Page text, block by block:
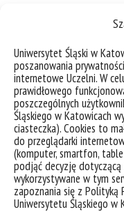
Uniwersytet Śląski w
poszanowania
internetowe Uczelni. W
prawidłowego
poszczególnych
Śląskiego w Katowicach
ciasteczka). Cookies to
do przeglądarki
(komputer, smartfon,
podjąć decyzję
wykorzystywane w tym
zapoznania się z Polityką
Uniwersytetu Śląskiego w